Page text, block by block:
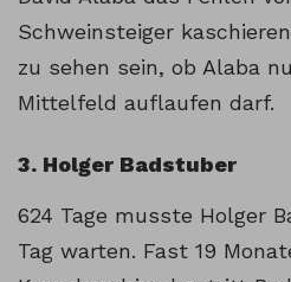
Schweinsteiger
zu sehen sein, ob Alaba
Mittelfeld auflaufen darf.
3. Holger Badstuber
624 Tage musste Holger
Tag warten. Fast 19